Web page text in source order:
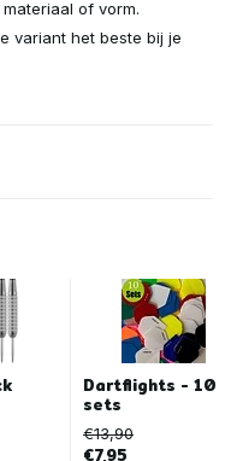
of vorm.
variant het beste bij je
Dartflights - 10
sets
€13,90
€7,95